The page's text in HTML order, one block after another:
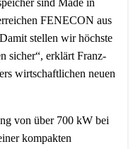
sind Made in
FENECON aus
stellen wir höchste
sicher“, erklärt Franz-
wirtschaftlichen neuen
von über 700 kW bei
kompakten